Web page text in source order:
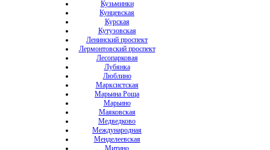
Кузьминки
Кунцевская
Курская
Кутузовская
Ленинский проспект
Лермонтовский проспект
Лесопарковая
Лубянка
Люблино
Марксистская
Марьина Роща
Марьино
Маяковская
Медведково
Международная
Менделеевская
Митино